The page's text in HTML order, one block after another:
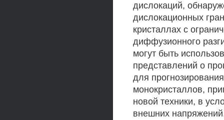
дислокаций,
дислокационных
кристаллах с
диффузионного
могут быть
представлений о
для
монокристаллов,
новой техники, в
внешних